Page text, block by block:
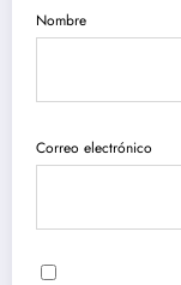
Nombre
Correo electrónico